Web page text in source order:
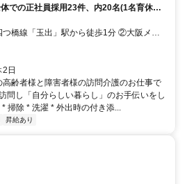
での正社員採用23件、内20名(1名育休中)
！離職率約13％！令和7年グループ残業実
ロ御堂筋線「西田
ら徒歩7分 ④大阪メトロ谷町線「喜連瓜破」駅から徒歩6分
日
齢者様と障害者様の訪問介護のお仕事で
問し「自分らしい暮らし」のお手伝いをし
掃除 * 洗濯 * 外出時の付き添...
昇給あり